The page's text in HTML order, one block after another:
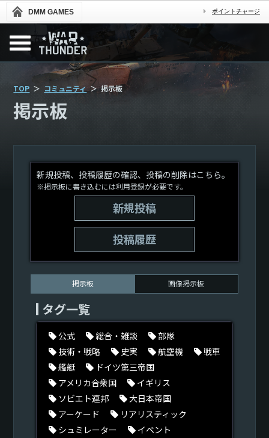
DMM GAMES ポイントチャージ
TOP コミュニティ 掲示板
掲示板
新規投稿、投稿履歴の確認、投稿の削除はこちら。
※掲示板に書き込むには利用登録が必要です。
新規投稿
投稿履歴
掲示板 画像掲示板
タグ一覧
公式 総合・雑談
部隊
技術・戦略
史実 航空機
戦車
艦艇
ドイツ第三帝国
アメリカ合衆国
イギリス
ソビエト連邦
大日本帝国
アーケード
リアリスティック
シュミレーター
イベント